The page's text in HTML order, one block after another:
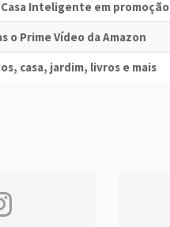
Inteligente em promoção
o Prime Vídeo da Amazon
casa, jardim, livros e mais